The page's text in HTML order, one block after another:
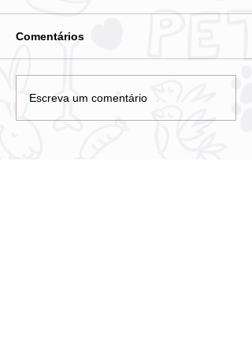
Comentários
Escreva um comentário